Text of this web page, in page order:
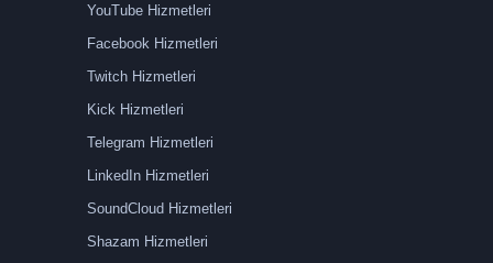
YouTube Hizmetleri
Facebook Hizmetleri
Twitch Hizmetleri
Kick Hizmetleri
Telegram Hizmetleri
LinkedIn Hizmetleri
SoundCloud Hizmetleri
Shazam Hizmetleri